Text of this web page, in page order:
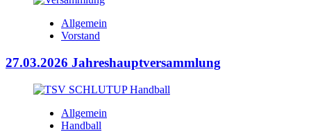
Allgemein
Vorstand
27.03.2026 Jahreshauptversammlung
Allgemein
Handball